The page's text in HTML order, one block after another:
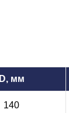
D, мм
140